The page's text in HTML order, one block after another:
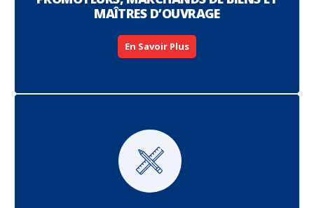
MAÎTRES D’OUVRAGE
En Savoir Plus